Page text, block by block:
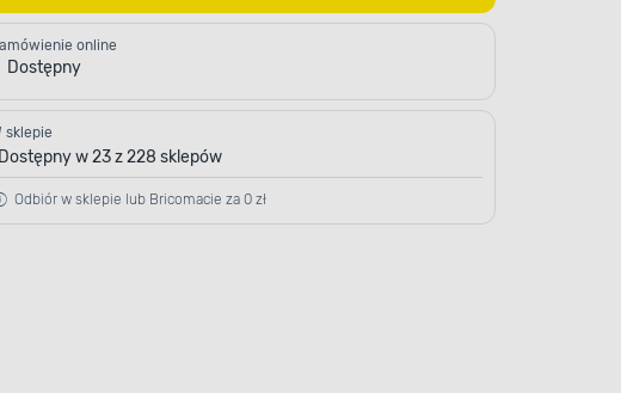
online
Dostępny
sklepie
Dostępny w 23 z 228 sklepów
Odbiór w sklepie lub Bricomacie za 0 zł